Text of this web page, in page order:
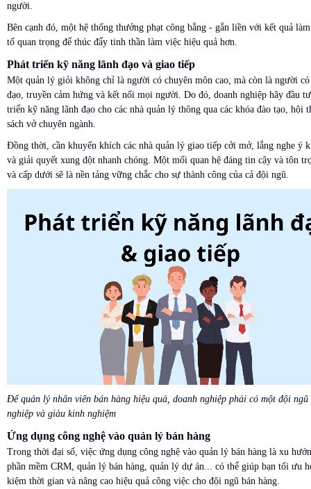
người.
Bên cạnh đó, một hệ thống thưởng phạt công bằng - gắn liền với kết quả
tố quan trọng để thúc đẩy tinh thần làm việc hiệu quả hơn.
Phát triển kỹ năng lãnh đạo và giao tiếp
Một quản lý giỏi không chỉ là người có chuyên môn cao, mà còn là người có
đạo, truyền cảm hứng và kết nối mọi người. Do đó, doanh nghiệp hãy đầu
triển kỹ năng lãnh đạo cho các nhà quản lý thông qua các khóa đào tạo, hội
sách vở chuyên ngành.
Đồng thời, cần khuyến khích các nhà quản lý giao tiếp cởi mở, lắng nghe ý
và giải quyết xung đột nhanh chóng. Một mối quan hệ đáng tin cậy và tôn
và cấp dưới sẽ là nền tảng vững chắc cho sự thành công của cả đội ngũ.
Để quản lý nhân viên bán hàng hiệu quả, doanh nghiệp phải có một đội ngũ
nghiệp và giàu kinh nghiệm
Ứng dụng công nghệ vào quản lý bán hàng
Trong thời đại số, việc ứng dụng công nghệ vào quản lý bán hàng là xu
phần mềm CRM, quản lý bán hàng, quản lý dự án... có thể giúp bạn tối ưu
kiệm thời gian và nâng cao hiệu quả công việc cho đội ngũ bán hàng.